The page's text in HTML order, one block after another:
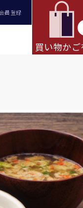
員登録
買い物か